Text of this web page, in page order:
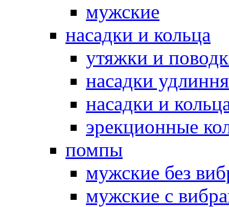
мужские
насадки и кольца
утяжки и
насадки
насадки и
эрекционные
помпы
мужские без
мужские с